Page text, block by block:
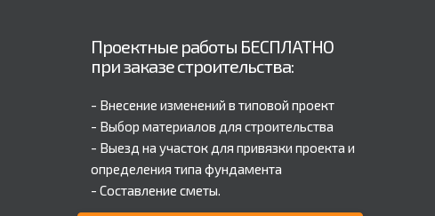
Проектные работы БЕСПЛАТНО
при заказе строительства:
- Внесение изменений в типовой проект
- Выбор материалов для строительства
- Выезд на участок для привязки проекта и
определения типа фундамента
- Составление сметы.